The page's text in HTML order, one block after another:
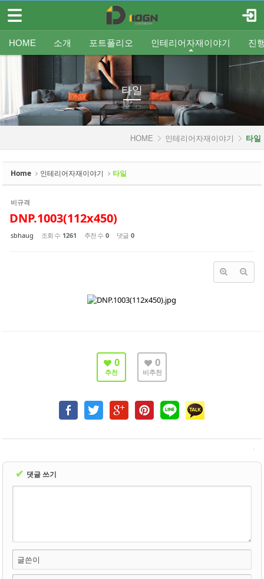
HOME 소개 포트폴리오 인테리어자재이야기 진
조직도 오시는 길
평형별샷시 기타공사
욕실 타일 바닥재 벽지
무료출장견적 인테리어셀프자동견적
Q&A FAQ
타일
HOME 인테리어자재이야기 타일
Home 인테리어자재이야기 타일
비규격
DNP.1003(112x450)
sbhaug 조회 수 1261 추천 수 0 댓글 0
0
추천
0
비추천
✔ 댓글 쓰기
글쓴이
로그인
HOME
포트폴리오
인테리어자재이야기
- 중문/파티션
- 욕실
- 타일
견적문의
협력업체신청
Sketchbook5, 스케치북5
Sketchbook5, 스케치북5